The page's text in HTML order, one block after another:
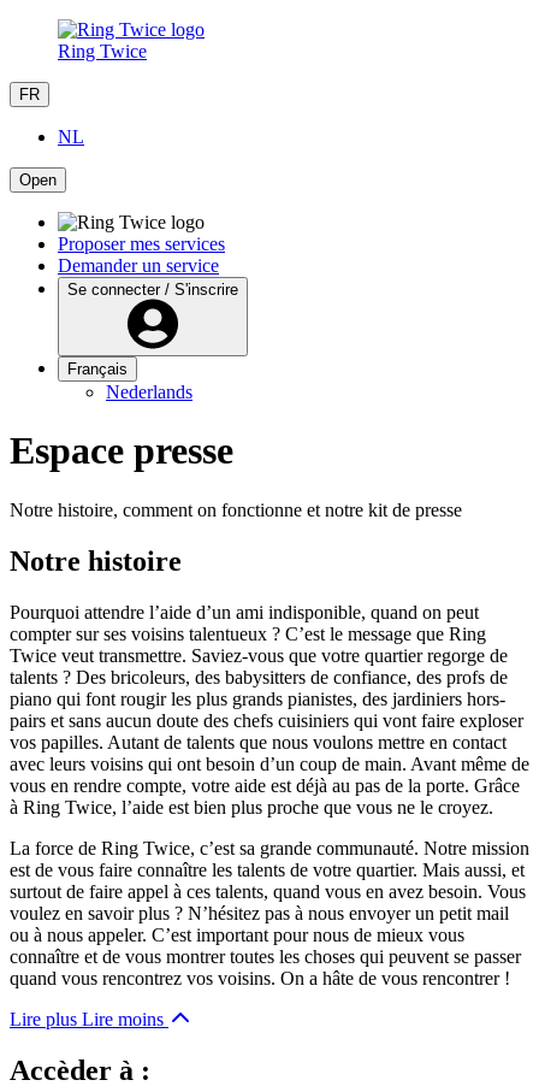
Ring Twice
FR
NL
Open
Proposer mes services
Demander un service
Se connecter / S'inscrire
Français
Nederlands
Espace presse
Notre histoire, comment on fonctionne et notre kit de presse
Notre histoire
Pourquoi attendre l’aide d’un ami indisponible, quand on peut
compter sur ses voisins talentueux ? C’est le message que Ring
Twice veut transmettre. Saviez-vous que votre quartier regorge de
talents ? Des bricoleurs, des babysitters de confiance, des profs de
piano qui font rougir les plus grands pianistes, des jardiniers hors-
pairs et sans aucun doute des chefs cuisiniers qui vont faire exploser
vos papilles. Autant de talents que nous voulons mettre en contact
avec leurs voisins qui ont besoin d’un coup de main. Avant même de
vous en rendre compte, votre aide est déjà au pas de la porte. Grâce
à Ring Twice, l’aide est bien plus proche que vous ne le croyez.
La force de Ring Twice, c’est sa grande communauté. Notre mission
est de vous faire connaître les talents de votre quartier. Mais aussi, et
surtout de faire appel à ces talents, quand vous en avez besoin. Vous
voulez en savoir plus ? N’hésitez pas à nous envoyer un petit mail
ou à nous appeler. C’est important pour nous de mieux vous
connaître et de vous montrer toutes les choses qui peuvent se passer
quand vous rencontrez vos voisins. On a hâte de vous rencontrer !
Lire plus Lire moins
Accèder à :